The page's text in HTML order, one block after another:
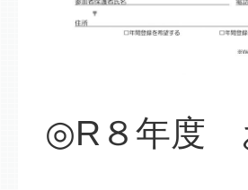
◎R８年度